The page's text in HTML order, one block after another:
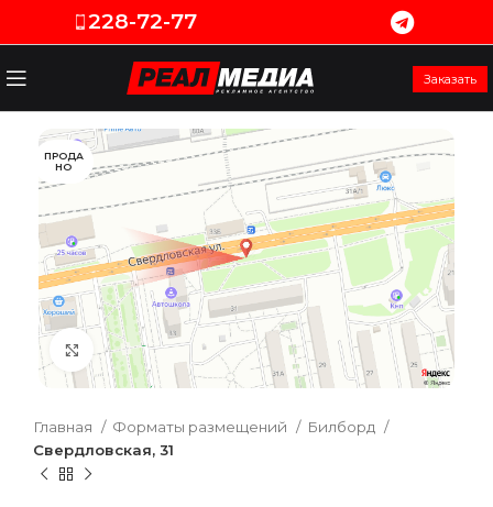
228-72-77
Заказать
ПРОДА
НО
Увеличить
Главная Форматы размещений
Билборд
Свердловская, 31